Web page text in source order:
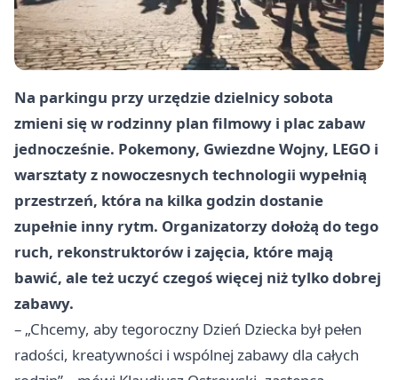
Na parkingu przy urzędzie dzielnicy sobota
zmieni się w rodzinny plan filmowy i plac zabaw
jednocześnie. Pokemony, Gwiezdne Wojny, LEGO i
warsztaty z nowoczesnych technologii wypełnią
przestrzeń, która na kilka godzin dostanie
zupełnie inny rytm. Organizatorzy dołożą do tego
ruch, rekonstruktorów i zajęcia, które mają
bawić, ale też uczyć czegoś więcej niż tylko dobrej
zabawy.
– „Chcemy, aby tegoroczny Dzień Dziecka był pełen
radości, kreatywności i wspólnej zabawy dla całych